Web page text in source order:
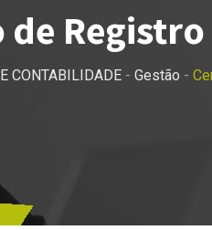
CONTABILIDADE - Gestão -